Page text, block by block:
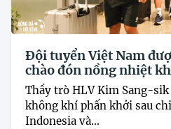
Đội tuyển Việt Nam
chào đón nồng nhiệt
Thầy trò HLV Kim Sang-
không khí phấn khởi sau
Indonesia và...